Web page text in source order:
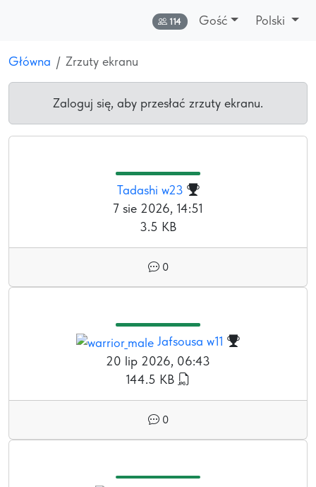
Online:
114 Gość Polski
Główna Zrzuty ekranu
Zaloguj się, aby przesłać zrzuty ekranu.
Tadashi w23
7 sie 2026, 14:51
3.5 KB
0
Jafsousa w11
20 lip 2026, 06:43
144.5 KB
0